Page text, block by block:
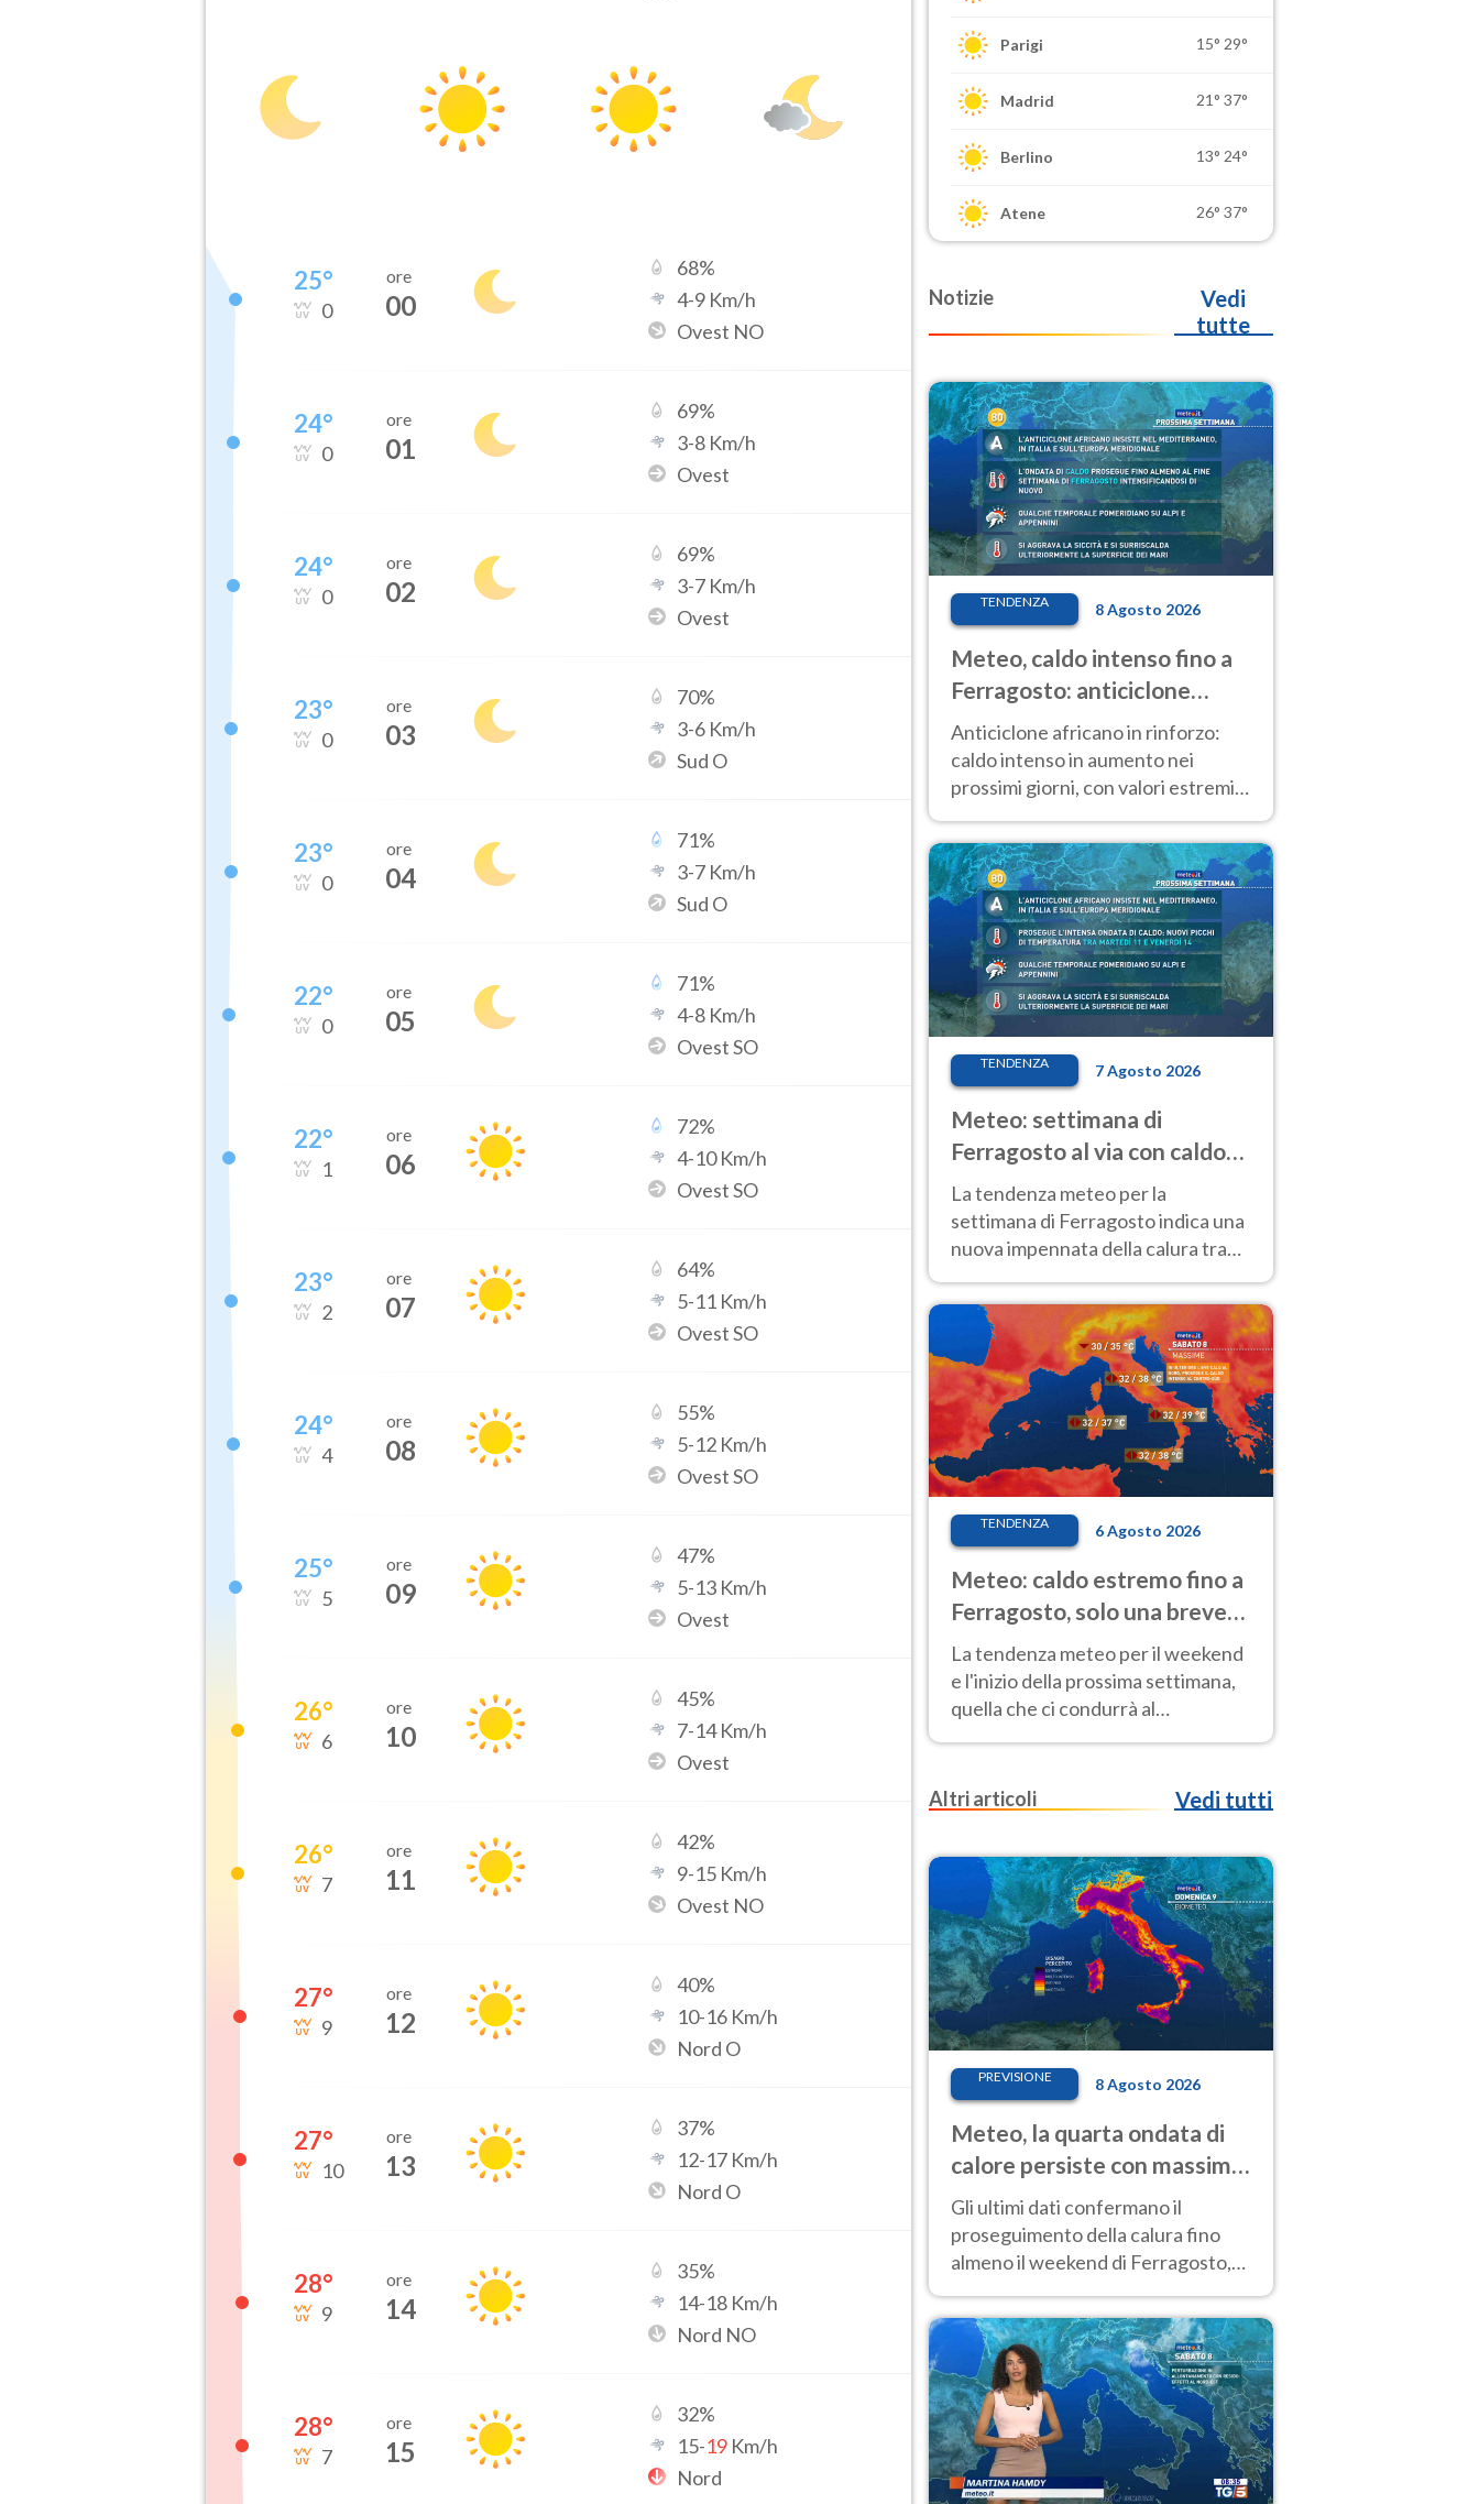
25°
0
ore
00
68%
4-9 Km/h
Ovest NO
24°
0
ore
01
69%
3-8 Km/h
Ovest
24°
0
ore
02
69%
3-7 Km/h
Ovest
23°
0
ore
03
70%
3-6 Km/h
Sud O
23°
0
ore
04
71%
3-7 Km/h
Sud O
22°
0
ore
05
71%
4-8 Km/h
Ovest SO
22°
1
ore
06
72%
4-10Km/h
Ovest SO
23°
2
ore
07
64%
5-11 Km/h
Ovest SO
24°
4
ore
08
55%
5-12 Km/h
Ovest SO
25°
5
ore
09
47%
5-13 Km/h
Ovest
26°
6
ore
10
45%
7-14Km/h
Ovest
26°
7
ore
11
42%
9-15 Km/h
Ovest NO
27°
9
ore
12
40%
10-16 Km/h
Nord O
27°
10
ore
13
37%
12-17 Km/h
Nord O
28°
9
ore
14
35%
14-18 Km/h
Nord NO
28°
7
ore
15
32%
15-19 Km/h
Nord
Parigi 15° 29°
Madrid 21° 37°
Berlino 13° 24°
Atene 26° 37°
Notizie
Vedi
tutte
TENDENZA 8 Agosto 2026
Meteo, caldo intenso fino a
Ferragosto: anticiclone
africano ancora
protagonista
Anticiclone africano in rinforzo:
caldo intenso in aumento nei
prossimi giorni, con valori estremi
d’Italia
TENDENZA 7 Agosto 2026
Meteo: settimana di
Ferragosto al via con caldo
intenso e qualche temporale
La tendenza meteo per la
settimana di Ferragosto indica una
nuova impennata della calura tra
anche al Nord.
TENDENZA 6 Agosto 2026
Meteo: caldo estremo fino a
Ferragosto, solo una breve
pausa. Ecco dove
La tendenza meteo per il weekend
e l'inizio della prossima settimana,
quella che ci condurrà al
Ferragosto, vede ancora
Altri articoli
Vedi tutti
PREVISIONE 8 Agosto 2026
Meteo, la quarta ondata di
calore persiste con massime
sempre molto elevate
Gli ultimi dati confermano il
proseguimento della calura fino
almeno il weekend di Ferragosto,
intensificazione prossima
settimana